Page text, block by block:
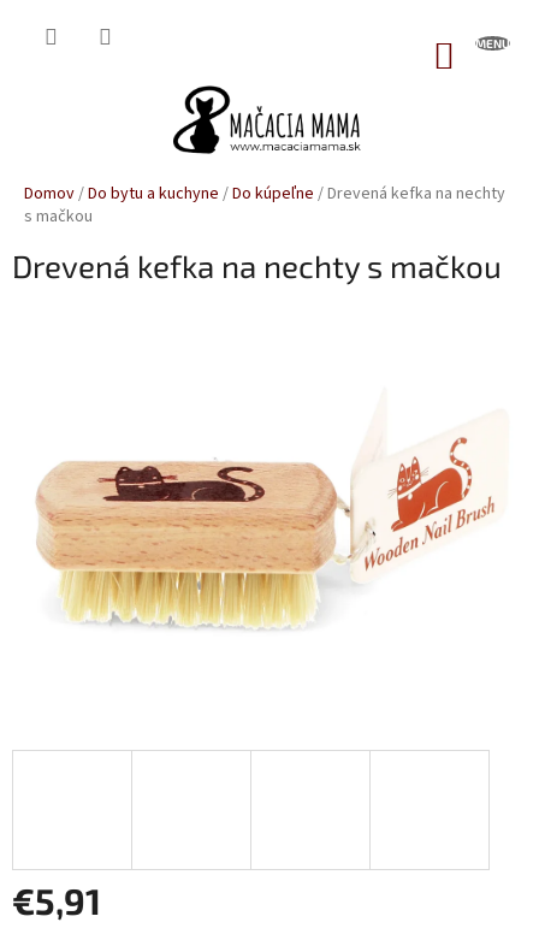
Domov/Do bytu a kuchyne /Do kúpeľne /Drevená kefka na nechty
s mačkou
Drevená kefka na nechty s mačkou
€5,91